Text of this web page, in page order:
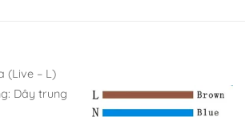
(Live – L)
Dây trung